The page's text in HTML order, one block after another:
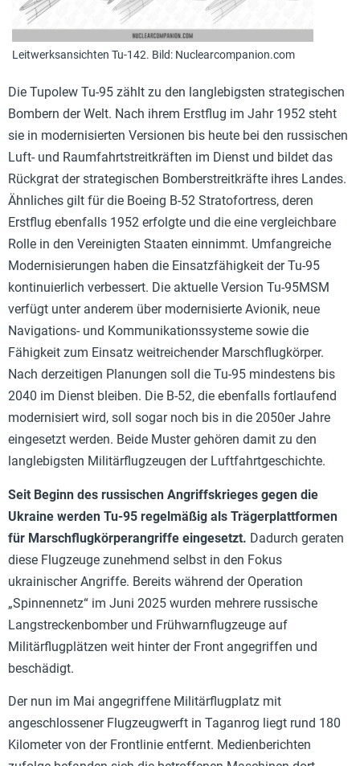
Leitwerksansichten Tu-142. Bild: Nuclearcompanion.com
Die Tupolew Tu-95 zählt zu den langlebigsten strategischen
Bombern der Welt. Nach ihrem Erstflug im Jahr 1952 steht
sie in modernisierten Versionen bis heute bei den russischen
Luft- und Raumfahrtstreitkräften im Dienst und bildet das
Rückgrat der strategischen Bomberstreitkräfte ihres Landes.
Ähnliches gilt für die Boeing B-52 Stratofortress, deren
Erstflug ebenfalls 1952 erfolgte und die eine vergleichbare
Rolle in den Vereinigten Staaten einnimmt. Umfangreiche
Modernisierungen haben die Einsatzfähigkeit der Tu-95
kontinuierlich verbessert. Die aktuelle Version Tu-95MSM
verfügt unter anderem über modernisierte Avionik, neue
Navigations- und Kommunikationssysteme sowie die
Fähigkeit zum Einsatz weitreichender Marschflugkörper.
Nach derzeitigen Planungen soll die Tu-95 mindestens bis
2040 im Dienst bleiben. Die B-52, die ebenfalls fortlaufend
modernisiert wird, soll sogar noch bis in die 2050er Jahre
eingesetzt werden. Beide Muster gehören damit zu den
langlebigsten Militärflugzeugen der Luftfahrtgeschichte.
Seit Beginn des russischen Angriffskrieges gegen die
Ukraine werden Tu-95 regelmäßig als Trägerplattformen
für Marschflugkörperangriffe eingesetzt. Dadurch geraten
diese Flugzeuge zunehmend selbst in den Fokus
ukrainischer Angriffe. Bereits während der Operation
„Spinnennetz“ im Juni 2025 wurden mehrere russische
Langstreckenbomber und Frühwarnflugzeuge auf
Militärflugplätzen weit hinter der Front angegriffen und
beschädigt.
Der nun im Mai angegriffene Militärflugplatz mit
angeschlossener Flugzeugwerft in Taganrog liegt rund 180
Kilometer von der Frontlinie entfernt. Medienberichten